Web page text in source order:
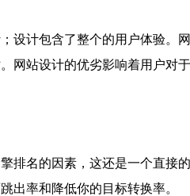
设计包含了整个的用户体验。
网站设计的优劣影响着用户对
排名的因素，这还是一个直接
出率和降低你的目标转换率。